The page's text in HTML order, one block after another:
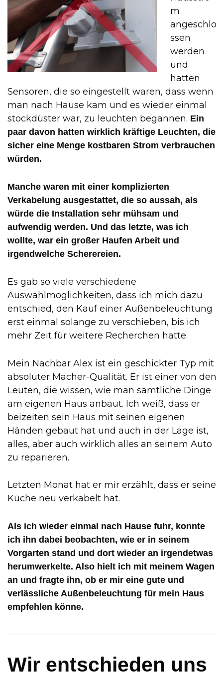
m
angeschlo
ssen
werden
und
hatten
Sensoren, die so eingestellt waren, dass wenn
man nach Hause kam und es wieder einmal
stockdüster war, zu leuchten begannen. Ein
paar davon hatten wirklich kräftige Leuchten, die
sicher eine Menge kostbaren Strom verbrauchen
würden.
Manche waren mit einer komplizierten
Verkabelung ausgestattet, die so aussah, als
würde die Installation sehr mühsam und
aufwendig werden. Und das letzte, was ich
wollte, war ein großer Haufen Arbeit und
irgendwelche Scherereien.
Es gab so viele verschiedene
Auswahlmöglichkeiten, dass ich mich dazu
entschied, den Kauf einer Außenbeleuchtung
erst einmal solange zu verschieben, bis ich
mehr Zeit für weitere Recherchen hatte.
Mein Nachbar Alex ist ein geschickter Typ mit
absoluter Macher-Qualität. Er ist einer von den
Leuten, die wissen, wie man sämtliche Dinge
am eigenen Haus anbaut. Ich weiß, dass er
beizeiten sein Haus mit seinen eigenen
Händen gebaut hat und auch in der Lage ist,
alles, aber auch wirklich alles an seinem Auto
zu reparieren.
Letzten Monat hat er mir erzählt, dass er seine
Küche neu verkabelt hat.
Als ich wieder einmal nach Hause fuhr, konnte
ich ihn dabei beobachten, wie er in seinem
Vorgarten stand und dort wieder an irgendetwas
herumwerkelte. Also hielt ich mit meinem Wagen
an und fragte ihn, ob er mir eine gute und
verlässliche Außenbeleuchtung für mein Haus
empfehlen könne.
Wir entschieden uns